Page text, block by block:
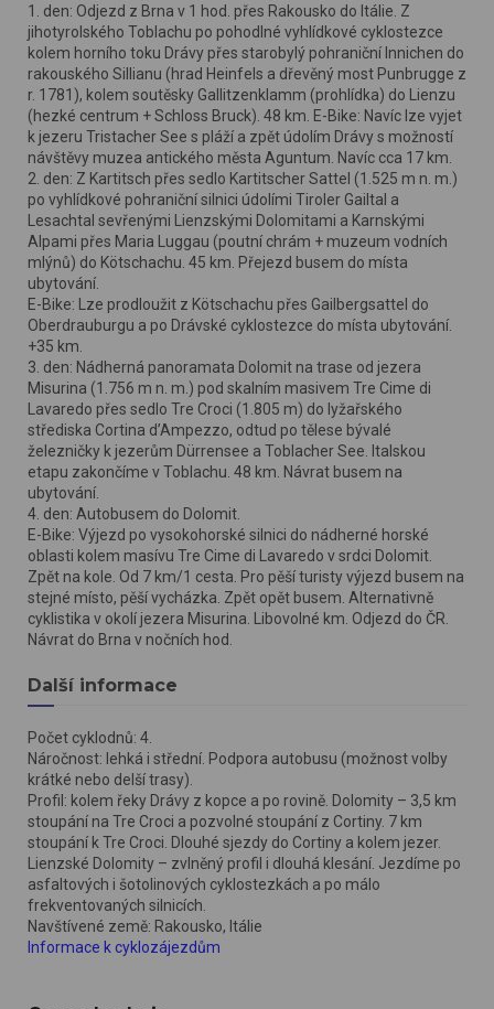
1. den: Odjezd z Brna v 1 hod. přes Rakousko do Itálie. Z
jihotyrolského Toblachu po pohodlné vyhlídkové cyklostezce
kolem horního toku Drávy přes starobylý pohraniční Innichen do
rakouského Sillianu (hrad Heinfels a dřevěný most Punbrugge z
r. 1781), kolem soutěsky Gallitzenklamm (prohlídka) do Lienzu
(hezké centrum + Schloss Bruck). 48 km. E-Bike: Navíc lze vyjet
k jezeru Tristacher See s pláží a zpět údolím Drávy s možností
návštěvy muzea antického města Aguntum. Navíc cca 17 km.
2. den: Z Kartitsch přes sedlo Kartitscher Sattel (1.525 m n. m.)
po vyhlídkové pohraniční silnici údolími Tiroler Gailtal a
Lesachtal sevřenými Lienzskými Dolomitami a Karnskými
Alpami přes Maria Luggau (poutní chrám + muzeum vodních
mlýnů) do Kötschachu. 45 km. Přejezd busem do místa
ubytování.
E-Bike: Lze prodloužit z Kötschachu přes Gailbergsattel do
Oberdrauburgu a po Drávské cyklostezce do místa ubytování.
+35 km.
3. den: Nádherná panoramata Dolomit na trase od jezera
Misurina (1.756 m n. m.) pod skalním masivem Tre Cime di
Lavaredo přes sedlo Tre Croci (1.805 m) do lyžařského
střediska Cortina d’Ampezzo, odtud po tělese bývalé
železničky k jezerům Dürrensee a Toblacher See. Italskou
etapu zakončíme v Toblachu. 48 km. Návrat busem na
ubytování.
4. den: Autobusem do Dolomit.
E-Bike: Výjezd po vysokohorské silnici do nádherné horské
oblasti kolem masívu Tre Cime di Lavaredo v srdci Dolomit.
Zpět na kole. Od 7 km/1 cesta. Pro pěší turisty výjezd busem na
stejné místo, pěší vycházka. Zpět opět busem. Alternativně
cyklistika v okolí jezera Misurina. Libovolné km. Odjezd do ČR.
Návrat do Brna v nočních hod.
Další informace
Počet cyklodnů: 4.
Náročnost: lehká i střední. Podpora autobusu (možnost volby
krátké nebo delší trasy).
Profil: kolem řeky Drávy z kopce a po rovině. Dolomity – 3,5 km
stoupání na Tre Croci a pozvolné stoupání z Cortiny. 7 km
stoupání k Tre Croci. Dlouhé sjezdy do Cortiny a kolem jezer.
Lienzské Dolomity – zvlněný profil i dlouhá klesání. Jezdíme po
asfaltových i šotolinových cyklostezkách a po málo
frekventovaných silnicích.
Navštívené země: Rakousko, Itálie
Informace k cyklozájezdům